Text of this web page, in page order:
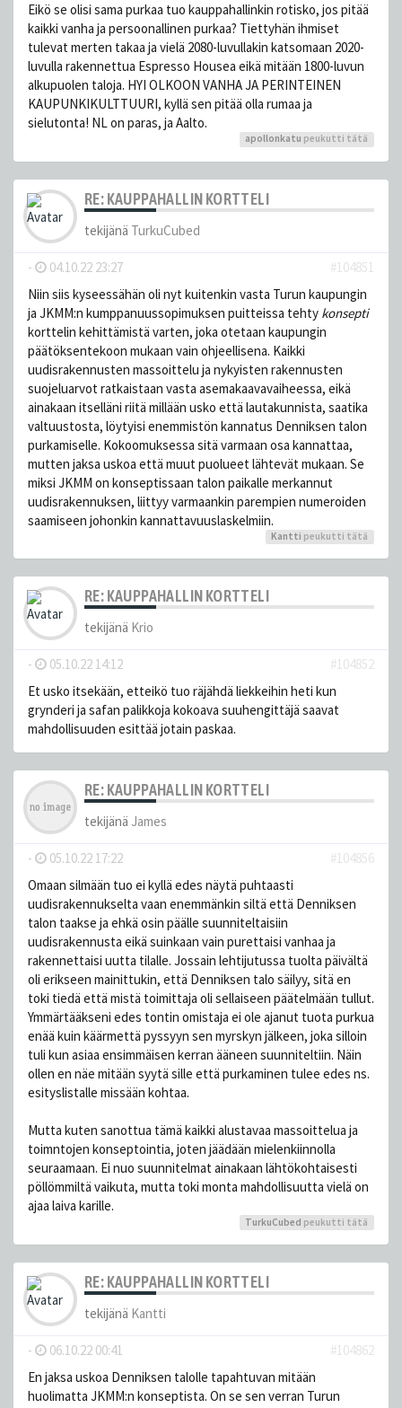
Eikö se olisi sama purkaa tuo kauppahallinkin rotisko, jos pitää
kaikki vanha ja persoonallinen purkaa? Tiettyhän ihmiset
tulevat merten takaa ja vielä 2080-luvullakin katsomaan 2020-
luvulla rakennettua Espresso Housea eikä mitään 1800-luvun
alkupuolen taloja. HYI OLKOON VANHA JA PERINTEINEN
KAUPUNKIKULTTUURI, kyllä sen pitää olla rumaa ja
sielutonta! NL on paras, ja Aalto.
apollonkatu peukutti tätä
RE: KAUPPAHALLIN KORTTELI
tekijänä TurkuCubed
- 04.10.22 23:27
#104851
Niin siis kyseessähän oli nyt kuitenkin vasta Turun kaupungin
ja JKMM:n kumppanuussopimuksen puitteissa tehty konsepti
korttelin kehittämistä varten, joka otetaan kaupungin
päätöksentekoon mukaan vain ohjeellisena. Kaikki
uudisrakennusten massoittelu ja nykyisten rakennusten
suojeluarvot ratkaistaan vasta asemakaavavaiheessa, eikä
ainakaan itselläni riitä millään usko että lautakunnista, saatika
valtuustosta, löytyisi enemmistön kannatus Denniksen talon
purkamiselle. Kokoomuksessa sitä varmaan osa kannattaa,
mutten jaksa uskoa että muut puolueet lähtevät mukaan. Se
miksi JKMM on konseptissaan talon paikalle merkannut
uudisrakennuksen, liittyy varmaankin parempien numeroiden
saamiseen johonkin kannattavuuslaskelmiin.
Kantti peukutti tätä
RE: KAUPPAHALLIN KORTTELI
tekijänä Krio
- 05.10.22 14:12
#104852
Et usko itsekään, etteikö tuo räjähdä liekkeihin heti kun
grynderi ja safan palikkoja kokoava suuhengittäjä saavat
mahdollisuuden esittää jotain paskaa.
RE: KAUPPAHALLIN KORTTELI
tekijänä James
- 05.10.22 17:22
#104856
Omaan silmään tuo ei kyllä edes näytä puhtaasti
uudisrakennukselta vaan enemmänkin siltä että Denniksen
talon taakse ja ehkä osin päälle suunniteltaisiin
uudisrakennusta eikä suinkaan vain purettaisi vanhaa ja
rakennettaisi uutta tilalle. Jossain lehtijutussa tuolta päivältä
oli erikseen mainittukin, että Denniksen talo säilyy, sitä en
toki tiedä että mistä toimittaja oli sellaiseen päätelmään tullut.
Ymmärtääkseni edes tontin omistaja ei ole ajanut tuota purkua
enää kuin käärmettä pyssyyn sen myrskyn jälkeen, joka silloin
tuli kun asiaa ensimmäisen kerran ääneen suunniteltiin. Näin
ollen en näe mitään syytä sille että purkaminen tulee edes ns.
esityslistalle missään kohtaa.
Mutta kuten sanottua tämä kaikki alustavaa massoittelua ja
toimntojen konseptointia, joten jäädään mielenkiinnolla
seuraamaan. Ei nuo suunnitelmat ainakaan lähtökohtaisesti
pöllömmiltä vaikuta, mutta toki monta mahdollisuutta vielä on
ajaa laiva karille.
TurkuCubed peukutti tätä
RE: KAUPPAHALLIN KORTTELI
tekijänä Kantti
- 06.10.22 00:41
#104862
En jaksa uskoa Denniksen talolle tapahtuvan mitään
huolimatta JKMM:n konseptista. On se sen verran Turun